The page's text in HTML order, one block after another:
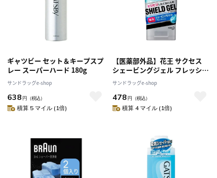
ギャツビー セット＆キープスプ
レー スーパーハード 180g
サンドラッグe-shop
638 円 （税込）
積算 5 マイル (1倍)
【医薬部外品】花王 サクセス
シェービングジェル フレッシュ
タイプ 180g
サンドラッグe-shop
478 円 （税込）
積算 4 マイル (1倍)